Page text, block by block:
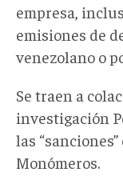
empresa,
emisiones de
venezolano o
Se traen a
investigación
las
Monómeros.